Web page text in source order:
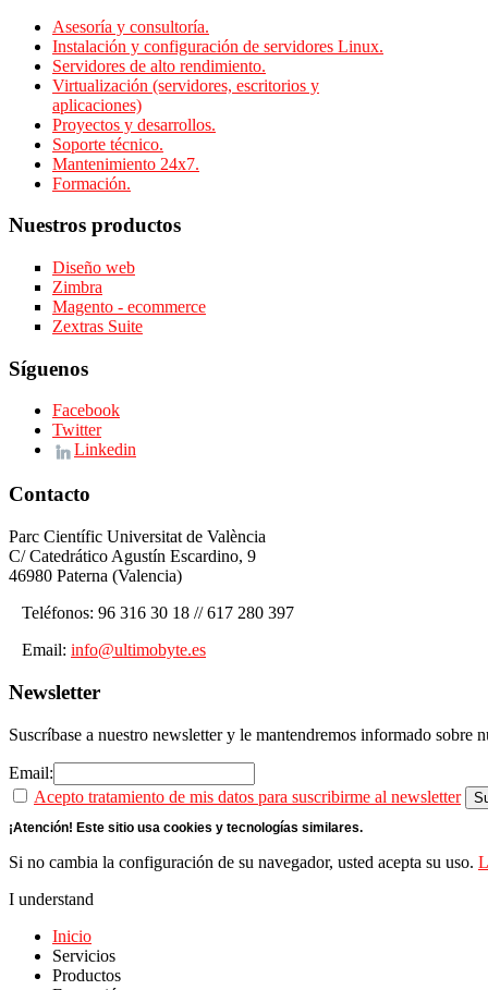
Asesoría y consultoría.
Instalación y configuración de servidores Linux.
Servidores de alto rendimiento.
Virtualización (servidores, escritorios y
aplicaciones)
Proyectos y desarrollos.
Soporte técnico.
Mantenimiento 24x7.
Formación.
Nuestros productos
Diseño web
Zimbra
Magento - ecommerce
Zextras Suite
Síguenos
Facebook
Twitter
Linkedin
Contacto
Parc Científic Universitat de València
C/ Catedrático Agustín Escardino, 9
46980 Paterna (Valencia)
Teléfonos: 96 316 30 18 // 617 280 397
Email: info@ultimobyte.es
Newsletter
Suscríbase a nuestro newsletter y le mantendremos informado sobre
Email:
Acepto tratamiento de mis datos para suscribirme al newsletter
¡Atención! Este sitio usa cookies y tecnologías similares.
Si no cambia la configuración de su navegador, usted acepta su uso.
I understand
Inicio
Servicios
Productos